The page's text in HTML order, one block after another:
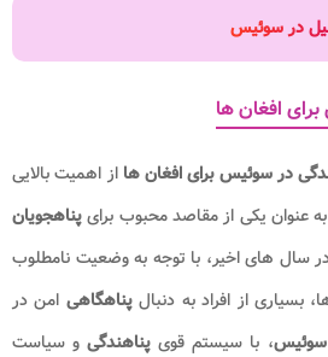
در سوئیس
افغان ها
در سوئیس برای افغان ها از اهمیت بالایی
عنوان یکی از مقاصد محبوب برایپناهجویان
سال های اخیر، با توجه به وضعیت نامطلوب
بسیاری از افراد به دنبالپناهگاهی امن در
سوئیس، با سیستم قوی پناهندگیو سیاست